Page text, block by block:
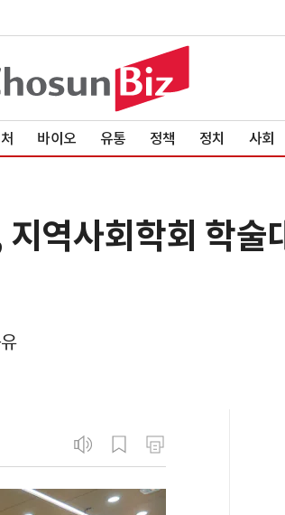
바이오 유통 정책 정치 사회
역사회학회 학술